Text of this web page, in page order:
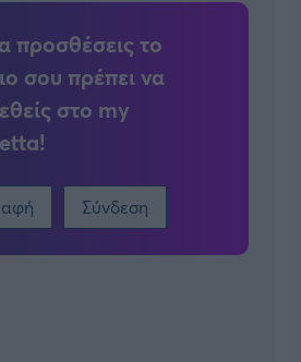
προσθέσεις το
σου πρέπει να
στο my
Σύνδεση